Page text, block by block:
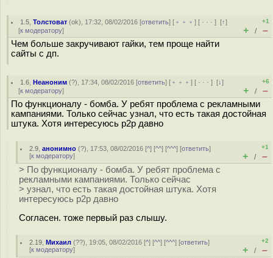
1.5 ,Толстоват (ok), 17:32, 08/02/2016 [ответить] [ ﹢﹢﹢] [ · · ·][↑]
[к модератору]
+1
+ / –
Чем больше закручивают гайки, тем проще найти
сайты с дп.
1.6 ,Неаноним (?), 17:34, 08/02/2016 [ответить] [ ﹢﹢﹢] [ · · ·][↓]
[к модератору]
+6
+ / –
По функционалу - бомба. У ребят проблема с рекламными
кампаниями. Только сейчас узнал, что есть такая достойная
штука. Хотя интересуюсь p2p давно
2.9 ,анонимно (?), 17:53, 08/02/2016 [^] [^^] [^^^] [ответить]
[к модератору]
+1
+ / –
> По функционалу - бомба. У ребят проблема с
рекламными кампаниями. Только сейчас
> узнал, что есть такая достойная штука. Хотя
интересуюсь p2p давно
Согласен. тоже первый раз слышу.
2.19 ,Михаил (??), 19:05, 08/02/2016 [^] [^^] [^^^] [ответить]
[к модератору]
+2
+ / –